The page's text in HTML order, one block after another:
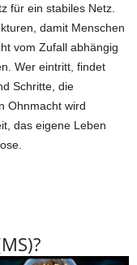
für ein stabiles Netz.
damit Menschen
vom Zufall abhängig
Wer eintritt, findet
Schritte, die
Ohnmacht wird
das eigene Leben